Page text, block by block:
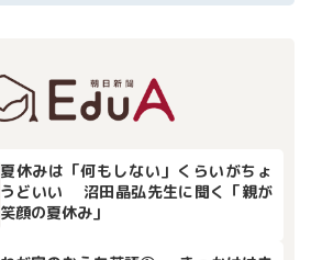
夏休みは「何もしない」くらいがちょ
うどいい 沼田晶弘先生に聞く「親が
笑顔の夏休み」